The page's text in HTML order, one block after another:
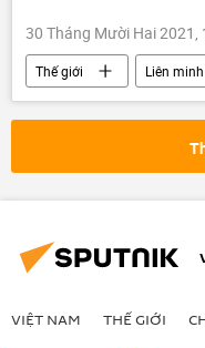
30 Tháng Mười Hai 2021,
Thế giới Liên
Bộ Ngoại giao Nga
VIỆT NAM THẾ GIỚI